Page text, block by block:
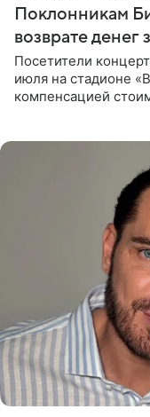
Поклонникам
возврате денег
Посетители
июля на стадионе
компенсацией